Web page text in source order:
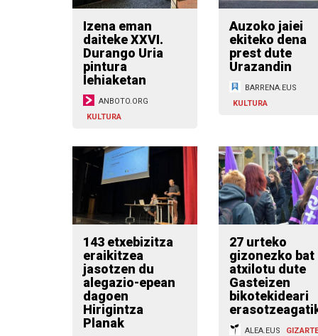
Izena eman
daiteke XXVI.
Durango Uria
pintura
lehiaketan
ANBOTO.ORG
KULTURA
Auzoko jaiei
ekiteko dena
prest dute
Urazandin
BARRENA.EUS
KULTURA
143 etxebizitza
eraikitzea
jasotzen du
alegazio-epean
dagoen
Hirigintza
Planak
27 urteko
gizonezko bat
atxilotu dute
Gasteizen
bikotekideari
ALEA.EUS